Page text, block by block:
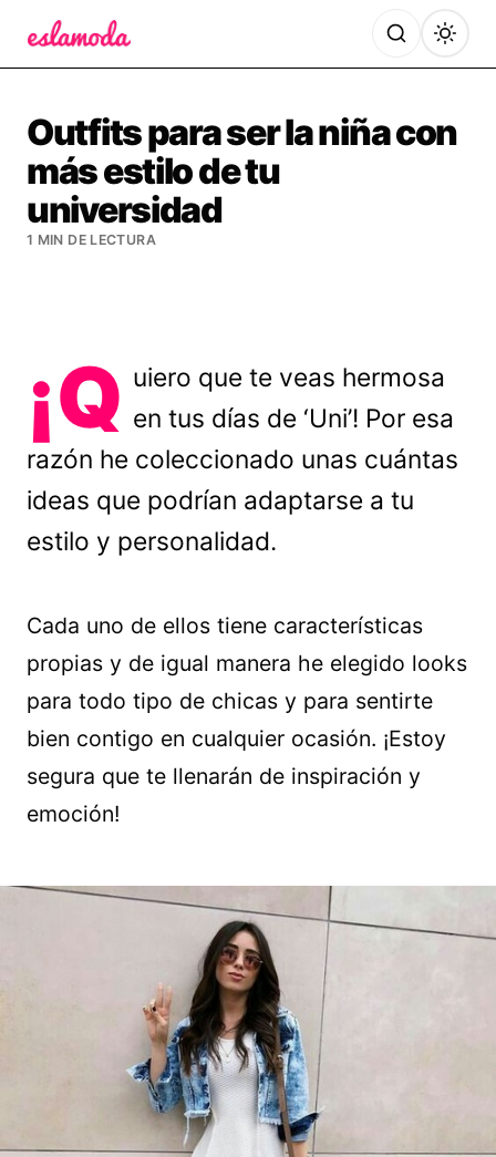
Outfits para ser la niña con
más estilo de tu
universidad
1 MIN DE LECTURA
¡Q uiero que te veas hermosa
en tus días de ‘Uni’! Por esa
razón he coleccionado unas cuántas
ideas que podrían adaptarse a tu
estilo y personalidad.
Cada uno de ellos tiene características
propias y de igual manera he elegido looks
para todo tipo de chicas y para sentirte
bien contigo en cualquier ocasión. ¡Estoy
segura que te llenarán de inspiración y
emoción!